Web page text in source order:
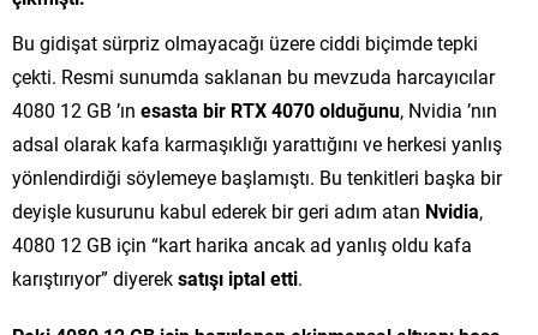
Bu gidişat sürpriz olmayacağı üzere ciddi biçimde tepki
çekti. Resmi sunumda saklanan bu mevzuda harcayıcılar
4080 12 GB ’ın esasta bir RTX 4070 olduğunu, Nvidia ’nın
adsal olarak kafa karmaşıklığı yarattığını ve herkesi yanlış
yönlendirdiği söylemeye başlamıştı. Bu tenkitleri başka bir
deyişle kusurunu kabul ederek bir geri adım atan Nvidia,
4080 12 GB için “kart harika ancak ad yanlış oldu kafa
karıştırıyor” diyereksatışı iptal etti.